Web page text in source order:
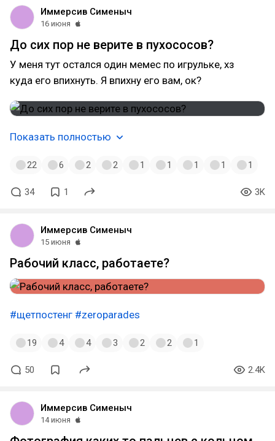
Иммерсив Сименыч
16 июня
До сих пор не верите в пухососов?
У меня тут остался один мемес по игрульке, хз
куда его впихнуть. Я впихну его вам, ок?
Показать полностью
22 6 2 2 1 1 1 1 1
34 1 3K
Иммерсив Сименыч
15 июня
Рабочий класс, работаете?
#щетпостенг #zeroparades
19 4 4 3 2 2 1
50 2.4K
Иммерсив Сименыч
14 июня